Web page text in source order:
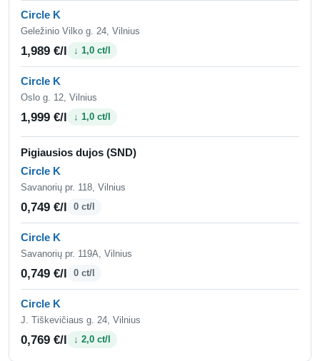
Circle K
Geležinio Vilko g. 24, Vilnius
1,989 €/l ↓ 1,0 ct/l
Circle K
Oslo g. 12, Vilnius
1,999 €/l ↓ 1,0 ct/l
Pigiausios dujos (SND)
Circle K
Savanorių pr. 118, Vilnius
0,749 €/l 0 ct/l
Circle K
Savanorių pr. 119A, Vilnius
0,749 €/l 0 ct/l
Circle K
J. Tiškevičiaus g. 24, Vilnius
0,769 €/l ↓ 2,0 ct/l